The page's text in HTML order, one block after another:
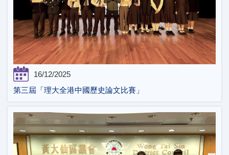
16/12/2025
第三屆「理大全港中國歷史論文比賽」